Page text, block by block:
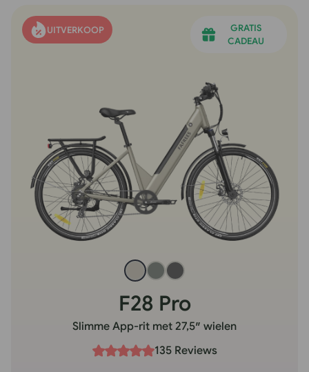
UITVERKOOP
GRATIS
CADEAU
F28 Pro
Slimme App-rit met 27,5″ wielen
135 Reviews